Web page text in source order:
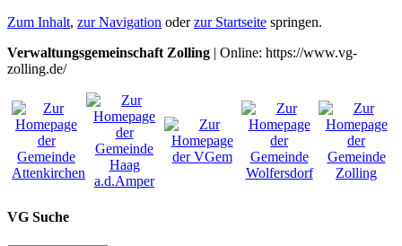
Zum Inhalt, zur Navigation oderzur Startseite springen.
Verwaltungsgemeinschaft Zolling | Online: https://www.vg-
zolling.de/
VG Suche